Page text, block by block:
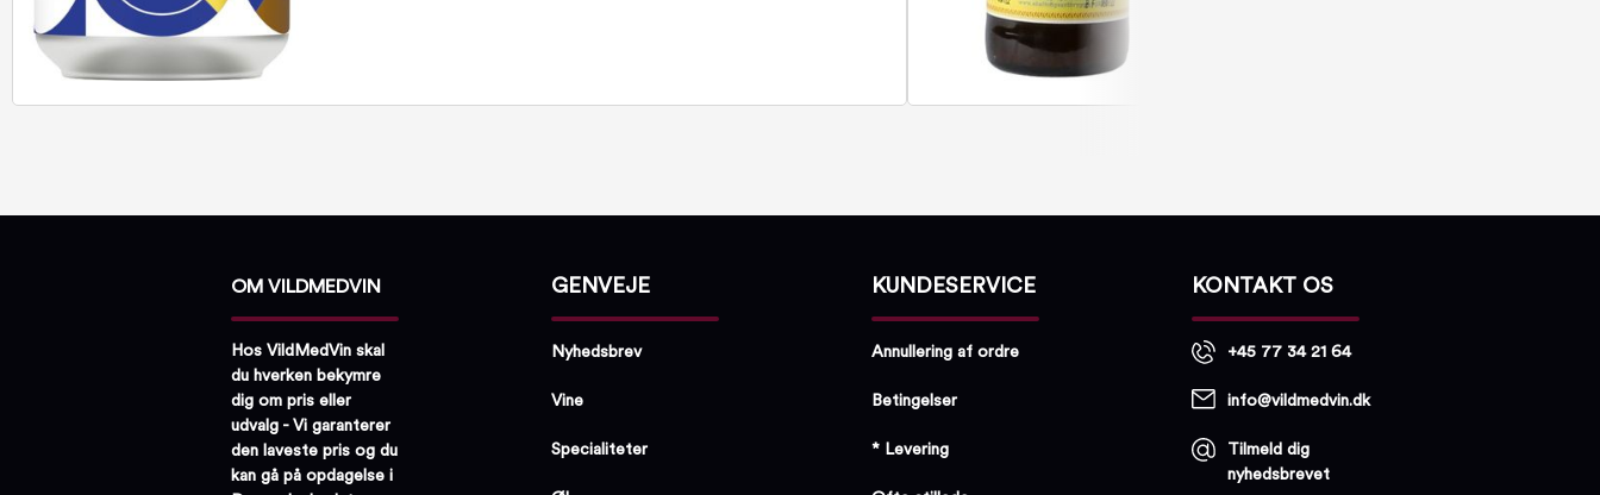
OM VILDMEDVIN
Hos VildMedVin skal
du hverken bekymre
dig om pris eller
udvalg - Vi garanterer
den laveste pris og du
kan gå på opdagelse i
GENVEJE
Nyhedsbrev
Vine
Specialiteter
KUNDESERVICE
Annullering af ordre
Betingelser
* Levering
KONTAKT OS
+45 77 34 21 64
info@vildmedvin.dk
Tilmeld dig
nyhedsbrevet